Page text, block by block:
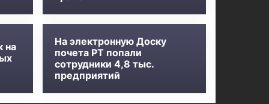
на
На электронную Доску
почета РТ попали
сотрудники 4,8 тыс.
предприятий